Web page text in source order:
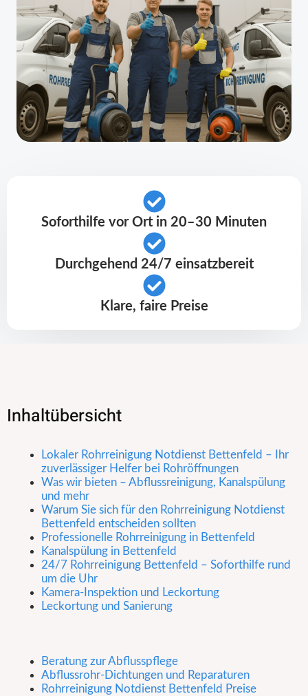
Soforthilfe vor Ort in 20–30 Minuten
Durchgehend 24/7 einsatzbereit
Klare, faire Preise
Inhaltübersicht
Lokaler Rohrreinigung Notdienst Bettenfeld – Ihr
zuverlässiger Helfer bei Rohröffnungen
Was wir bieten – Abflussreinigung, Kanalspülung
und mehr
Warum Sie sich für den Rohrreinigung Notdienst
Bettenfeld entscheiden sollten
Professionelle Rohrreinigung in Bettenfeld
Kanalspülung in Bettenfeld
24/7 Rohrreinigung Bettenfeld – Soforthilfe rund
um die Uhr
Kamera-Inspektion und Leckortung
Leckortung und Sanierung
Beratung zur Abflusspflege
Abflussrohr-Dichtungen und Reparaturen
Rohrreinigung Notdienst Bettenfeld Preise